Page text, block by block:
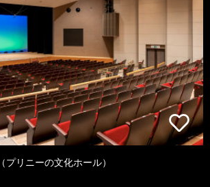
リニーの文化ホール）